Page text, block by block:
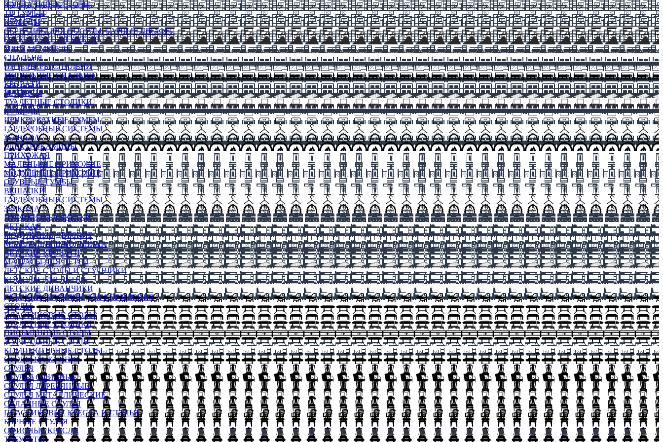
ЖУРНАЛЬНЫЕ СТОЛЫ
ТВ ТУМБЫ
КОМОДЫ
СЕРВАНТЫ ДЛЯ ПОСУДЫ, БАРНЫЕ ШКАФЫ
БЕСКАРКАСНАЯ МЕБЕЛЬ
МЯГКАЯ МЕБЕЛЬ
СПАЛЬНЯ
ИНТЕРЬЕРЫ СПАЛЬНИ
МОДУЛЬНЫЕ СПАЛЬНИ
КРОВАТИ
МАТРАСЫ
ТУАЛЕТНЫЕ СТОЛИКИ
КОМОДЫ
ПРИКРОВАТНЫЕ ТУМБЫ
ГАРДЕРОБНЫЕ СИСТЕМЫ
ЗЕРКАЛА
ЭЛЕКТРОКАМИНЫ
ПРИХОЖАЯ
МАЛЕНЬКИЕ ПРИХОЖИЕ
МОДУЛЬНЫЕ ПРИХОЖИЕ
ОБУВНЫЕ ТУМБЫ
ВЕШАЛКИ
ГАРДЕРОБНЫЕ СИСТЕМЫ
ЗЕРКАЛА
ПУФИКИ И БАНКЕТКИ
ДЕТСКАЯ
МОДУЛЬНЫЕ ДЕТСКИЕ
МЕБЕЛЬ ДЛЯ ШКОЛЬНИКА
ДЕТСКИЕ КРОВАТИ
МАТРАСЫ ДЛЯ ДЕТЕЙ
ДЕТСКИЕ СТОЛЫ И СТУЛЬЧИКИ
КОМОДЫ ДЛЯ ДЕТЕЙ
ДЕТСКИЕ ДИВАНЧИКИ
ДЕТСКИЙ СТУЛЬЧИК ДЛЯ КОРМЛЕНИЯ
СТОЛЫ
ПЛАСТИКОВЫЕ СТОЛЫ
ТУАЛЕТНЫЕ СТОЛИКИ
ПИСЬМЕННЫЕ СТОЛЫ
ЖУРНАЛЬНЫЕ СТОЛЫ
КОМПЬЮТЕРНЫЕ СТОЛЫ
СТОЛЫ НА КУХНЮ
СТУЛЬЯ
СТУЛЬЯ ОФИСНЫЕ
СТУЛЬЯ ДЕРЕВЯННЫЕ
СТУЛЬЯ МЕТАЛЛИЧЕСКИЕ
СКЛАДНЫЕ СТУЛЬЯ
ПЛАСТИКОВЫЕ КРЕСЛА И СТУЛЬЯ
БАРНЫЕ СТУЛЬЯ
ОФИСНЫЕ КРЕСЛА
ТАБУРЕТЫ